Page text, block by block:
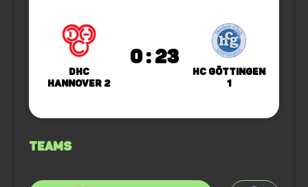
DHC
Hannover 2
0 : 23
HC Göttingen
1
Teams